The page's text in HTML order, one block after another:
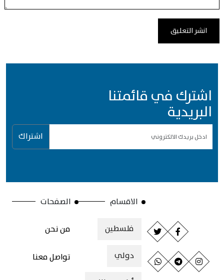
اشترك في قائمتنا
البريدية
اشتراك
الاقسام
فلسطين
دولي
الصفحات
من نحن
تواصل معنا